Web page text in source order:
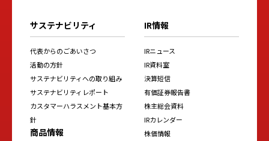
サステナビリティ
代表からのごあいさつ
活動の方針
サステナビリティへの取り組み
サステナビリティレポート
カスタマーハラスメント基本方
針
商品情報
IR情報
IRニュース
IR資料室
決算短信
有価証券報告書
株主総会資料
IRカレンダー
株価情報